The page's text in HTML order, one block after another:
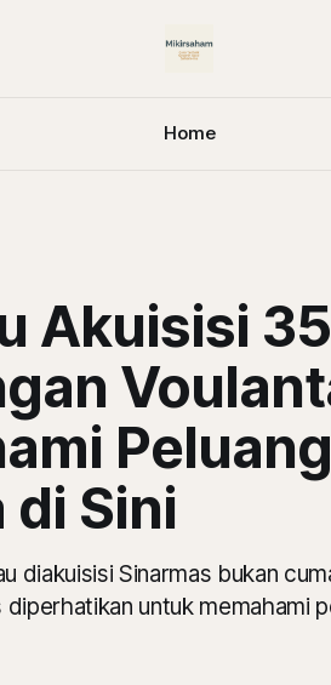
Home
Akuisisi
di Sini
diakuisisi Sinarmas bukan
untuk memahami